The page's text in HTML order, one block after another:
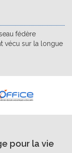
fédère
vécu sur la longue
pour la vie